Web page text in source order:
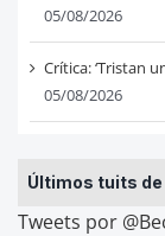
05/08/2026
Crítica: ‘Tristan
05/08/2026
Últimos tuits
Tweets por